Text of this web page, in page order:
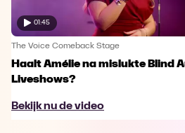
01:45
The Voice Comeback Stage
Haalt Amélie na mislukte Blind
Liveshows?
Bekijk nu de video